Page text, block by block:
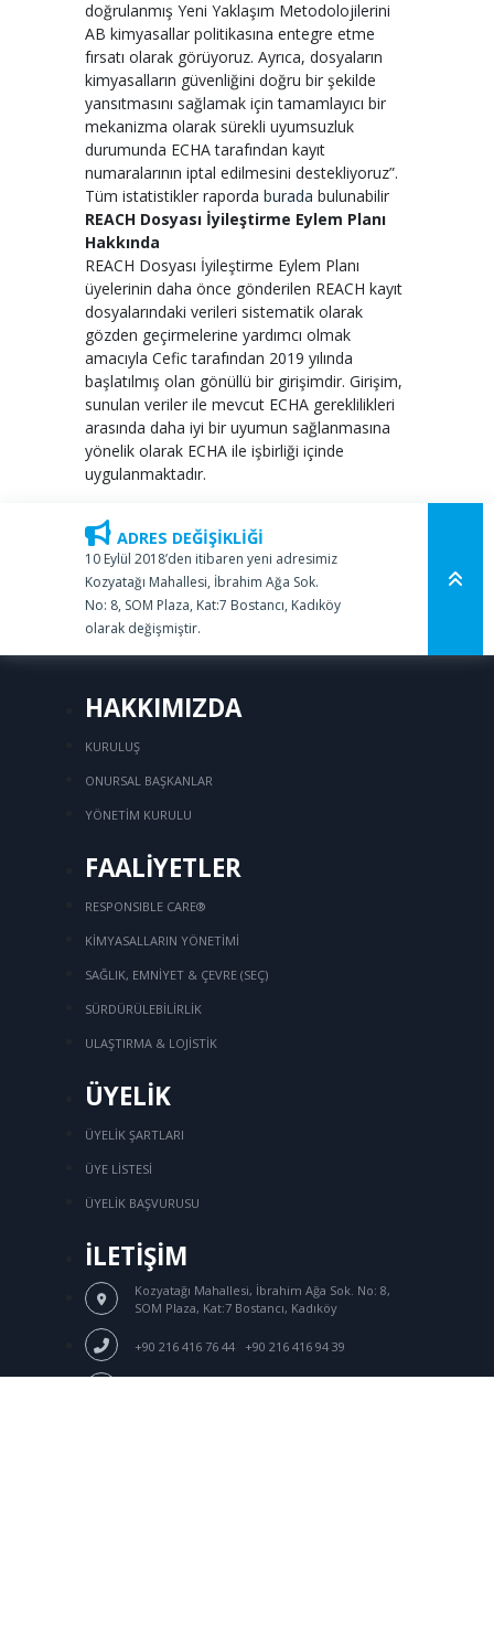
doğrulanmış Yeni Yaklaşım Metodolojilerini
AB kimyasallar politikasına entegre etme
fırsatı olarak görüyoruz. Ayrıca, dosyaların
kimyasalların güvenliğini doğru bir şekilde
yansıtmasını sağlamak için tamamlayıcı bir
mekanizma olarak sürekli uyumsuzluk
durumunda ECHA tarafından kayıt
numaralarının iptal edilmesini destekliyoruz”.
Tüm istatistikler rapordaburada bulunabilir
REACH Dosyası İyileştirme Eylem Planı
Hakkında
REACH Dosyası İyileştirme Eylem Planı
üyelerinin daha önce gönderilen REACH kayıt
dosyalarındaki verileri sistematik olarak
gözden geçirmelerine yardımcı olmak
amacıyla Cefic tarafından 2019 yılında
başlatılmış olan gönüllü bir girişimdir. Girişim,
sunulan veriler ile mevcut ECHA gereklilikleri
arasında daha iyi bir uyumun sağlanmasına
yönelik olarak ECHA ile işbirliği içinde
uygulanmaktadır.
ADRES DEĞİŞİKLİĞİ
10 Eylül 2018’den itibaren yeni adresimiz
Kozyatağı Mahallesi, İbrahim Ağa Sok.
No: 8, SOM Plaza, Kat:7 Bostancı, Kadıköy
olarak değişmiştir.
HAKKIMIZDA
KURULUŞ
ONURSAL BAŞKANLAR
YÖNETİM KURULU
FAALİYETLER
RESPONSIBLE CARE®
KİMYASALLARIN YÖNETİMİ
SAĞLIK, EMNİYET & ÇEVRE (SEÇ)
SÜRDÜRÜLEBİLİRLİK
ULAŞTIRMA & LOJİSTİK
ÜYELİK
ÜYELİK ŞARTLARI
ÜYE LİSTESİ
ÜYELİK BAŞVURUSU
İLETİŞİM
Kozyatağı Mahallesi, İbrahim Ağa Sok. No: 8,
SOM Plaza, Kat:7 Bostancı, Kadıköy
+90 216 416 76 44 +90 216 416 94 39